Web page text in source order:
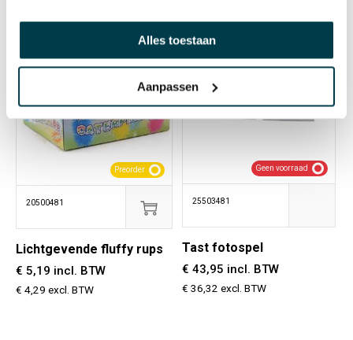
Alles toestaan
Aanpassen
20500481
Preorder
Lichtgevende fluffy rups
€ 5,19 incl. BTW
€ 4,29 excl. BTW
25503481
Geen voorraad
Tast fotospel
€ 43,95 incl. BTW
€ 36,32 excl. BTW